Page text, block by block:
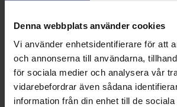
Denna webbplats använder cookies
Vi använder enhetsidentifierare för att
och annonserna till användarna,
för sociala medier och analysera vår
vidarebefordrar även sådana
information från din enhet till de
svärd". Tillfångatagen. Kedjad.
överlevnad, måste Red Sonja kämpa
blodiga avgrunderna i ett tyranniskt
samla en armé av utstötta för att
besegra kejsar Draygan och hans